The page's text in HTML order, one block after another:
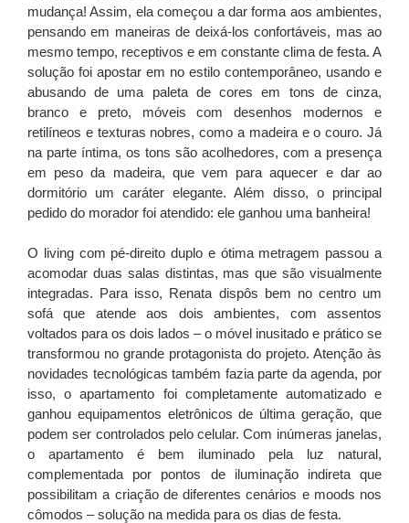
mudança! Assim, ela começou a dar forma aos ambientes,
pensando em maneiras de deixá-los confortáveis, mas ao
mesmo tempo, receptivos e em constante clima de festa. A
solução foi apostar em no estilo contemporâneo, usando e
abusando de uma paleta de cores em tons de cinza,
branco e preto, móveis com desenhos modernos e
retilíneos e texturas nobres, como a madeira e o couro. Já
na parte íntima, os tons são acolhedores, com a presença
em peso da madeira, que vem para aquecer e dar ao
dormitório um caráter elegante. Além disso, o principal
pedido do morador foi atendido: ele ganhou uma banheira!
O living com pé-direito duplo e ótima metragem passou a
acomodar duas salas distintas, mas que são visualmente
integradas. Para isso, Renata dispôs bem no centro um
sofá que atende aos dois ambientes, com assentos
voltados para os dois lados – o móvel inusitado e prático se
transformou no grande protagonista do projeto. Atenção às
novidades tecnológicas também fazia parte da agenda, por
isso, o apartamento foi completamente automatizado e
ganhou equipamentos eletrônicos de última geração, que
podem ser controlados pelo celular. Com inúmeras janelas,
o apartamento é bem iluminado pela luz natural,
complementada por pontos de iluminação indireta que
possibilitam a criação de diferentes cenários e moods nos
cômodos – solução na medida para os dias de festa.